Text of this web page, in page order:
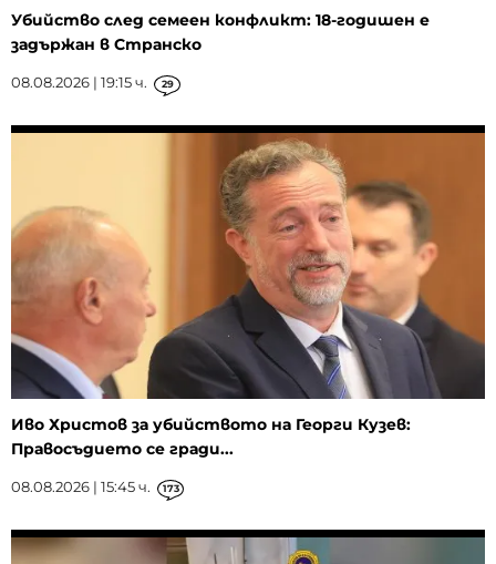
Убийство след семеен конфликт: 18-годишен е
задържан в Странско
08.08.2026 | 19:15 ч. 29
Иво Христов за убийството на Георги Кузев:
Правосъдието се гради...
08.08.2026 | 15:45 ч. 173